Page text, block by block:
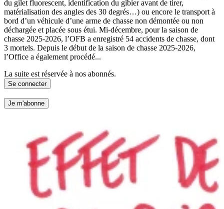
du gilet fluorescent, identification du gibier avant de tirer,
matérialisation des angles des 30 degrés…) ou encore le transport à
bord d’un véhicule d’une arme de chasse non démontée ou non
déchargée et placée sous étui. Mi-décembre, pour la saison de
chasse 2025-2026, l’OFB a enregistré 54 accidents de chasse, dont
3 mortels. Depuis le début de la saison de chasse 2025-2026,
l’Office a également procédé...
La suite est réservée à nos abonnés.
Se connecter
Je m'abonne